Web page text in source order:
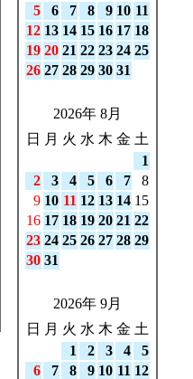
5
6 7 8 9 10 11
12 13 14 15 16 17 18
19 20 21 22 23 24 25
26 27 28 29 30 31
2026年 8月
日
月 火 水 木 金 土
1
2
3 4 5 6 7
8
9 10 11 12 13 14 15
16 17 18 19 20 21 22
23 24 25 26 27 28 29
30 31
2026年 9月
日
月 火 水 木 金 土
1
2 3 4
5
6
7 8 9 10 11 12